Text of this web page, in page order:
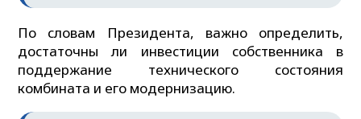
По словам Президента, важно определить,
достаточны ли инвестиции собственника в
поддержание технического состояния
комбината и его модернизацию.